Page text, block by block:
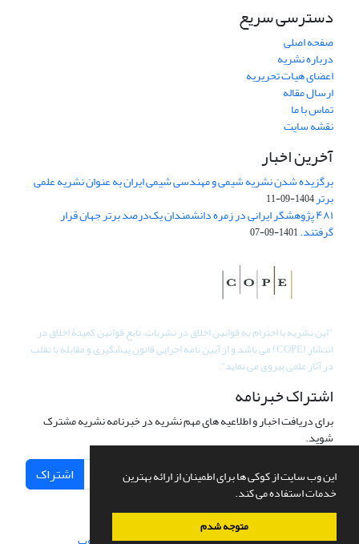
این وب سایت از کوکی ها برای اطمینان از ارائه بهترین
خدمات استفاده می کند.
متوجه شدم
دسترسی سریع
صفحه اصلی
درباره نشریه
اعضای هیات تحریریه
ارسال مقاله
تماس با ما
نقشه سایت
آخرین اخبار
برگزیده شدن نشریه شیمی و مهندسی شیمی ایران به عنوان نشریه علمی
برتر1404-09-11
۴۸۱ پژوهشگر ایرانی در زمره دانشمندان یک‌درصد برتر جهان قرار
گرفتند.1401-09-07
"این نشریه با احترام به قوانین اخلاق در نشریات، تابع قوانین کمیتۀ اخلاق در
انتشار (COPE) می باشد و از آیین نامه اجرایی قانون پیشگیری و مقابله با تقلب
در آثار علمی پیروی می نماید".
اشتراک خبرنامه
برای دریافت اخبار و اطلاعیه های مهم نشریه در خبرنامه نشریه مشترک
شوید.
اشتراک